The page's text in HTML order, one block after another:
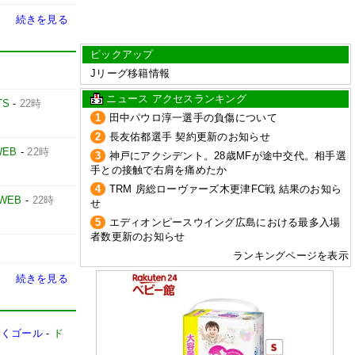
続きを見る
- 22時
-22時
- 22時
続きを見る
ゴール- ド
ピックアップ
Jリーグ移籍情報
ニュース アクセスランキング
1
田中パウロ淳一選手の負傷について
2
長友佑都選手 契約更新のお知らせ
3
神戸にアクシデント。28歳MFが途中交代。相手選
手との接触で右肩を痛めたか
4
TRM 房総ローヴァーズ木更津FC戦 結果のお知ら
せ
5
エディオンピースウイング広島における最多入場
者数更新のお知らせ
ランキングページを表示